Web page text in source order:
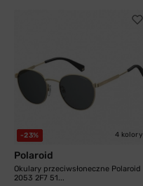
-23% 4 kolory
Polaroid
Okulary przeciwsłoneczne Polaroid
2053 2F7 51...